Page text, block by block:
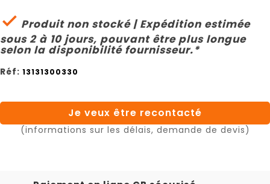
 Produit non stocké | Expédition estimée
sous 2 à 10 jours, pouvant être plus longue
selon la disponibilité fournisseur.*
Réf: 13131300330
Je veux être recontacté
(informations sur les délais, demande de devis)